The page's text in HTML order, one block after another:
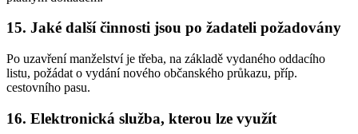
15. Jaké další činnosti jsou po žadateli požadovány
Po uzavření manželství je třeba, na základě vydaného oddacího
listu, požádat o vydání nového občanského průkazu, příp.
cestovního pasu.
16. Elektronická služba, kterou lze využít